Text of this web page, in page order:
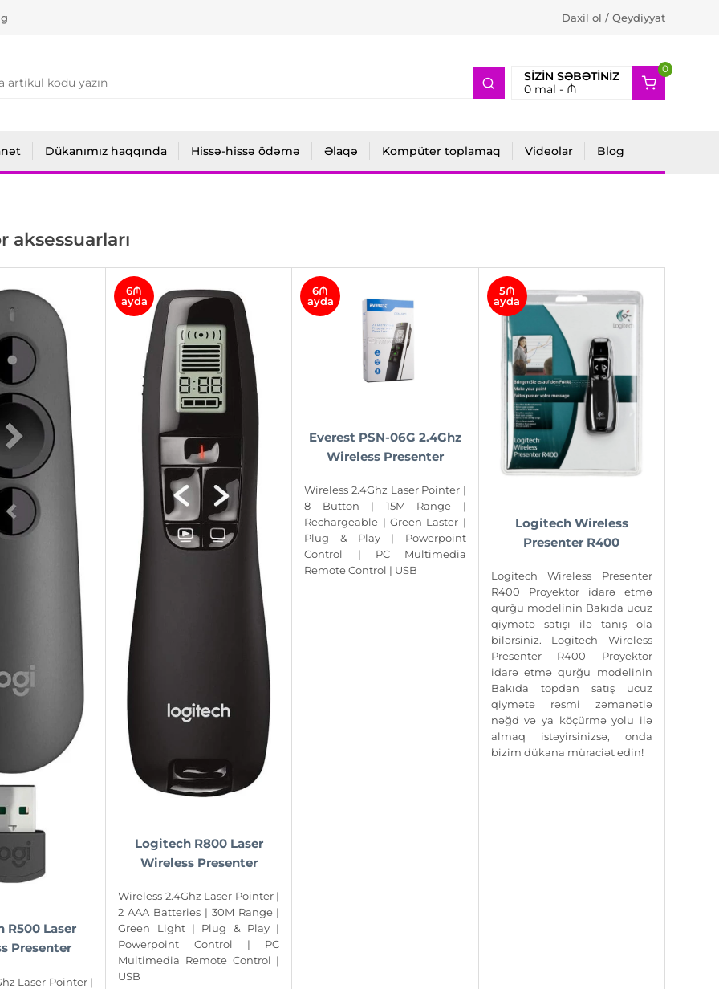
Daxil ol / Qeydiyyat
SIZIN SƏBƏTINIZ
0mal - ₼
0
2
Dükanımız haqqında Hissə-hissə ödəmə Əlaqə Kompüter toplamaq Videolar Blog
aksessuarları
R500 Laser
Presenter
Laser Pointer |
6₼
ayda
Logitech R800 Laser
Wireless Presenter
Wireless 2.4Ghz Laser Pointer |
2 AAA Batteries | 30M Range |
Green Light | Plug & Play |
Powerpoint Control | PC
Multimedia Remote Control |
USB
6₼
ayda
Everest PSN-06G 2.4Ghz
Wireless Presenter
Wireless 2.4Ghz Laser Pointer |
8 Button | 15M Range |
Rechargeable | Green Laster |
Plug & Play | Powerpoint
Control | PC Multimedia
Remote Control | USB
5₼
ayda
Logitech Wireless
Presenter R400
Logitech Wireless Presenter
R400 Proyektor idarə etmə
qurğu modelinin Bakıda ucuz
qiymətə satışı ilə tanış ola
bilərsiniz. Logitech Wireless
Presenter R400 Proyektor
idarə etmə qurğu modelinin
Bakıda topdan satış ucuz
qiymətə rəsmi zəmanətlə
nəğd və ya köçürmə yolu ilə
almaq istəyirsinizsə, onda
bizim dükana müraciət edin!